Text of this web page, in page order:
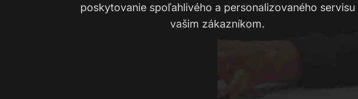
poskytovanie spoľahlivého a personalizovaného servisu
vašim zákazníkom.